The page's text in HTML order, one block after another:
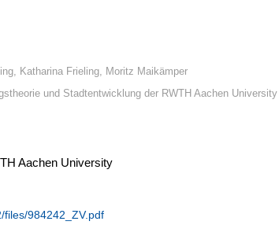
Katharina Frieling, Moritz Maikämper
und Stadtentwicklung der RWTH Aachen University
Aachen University
984242_ZV.pdf